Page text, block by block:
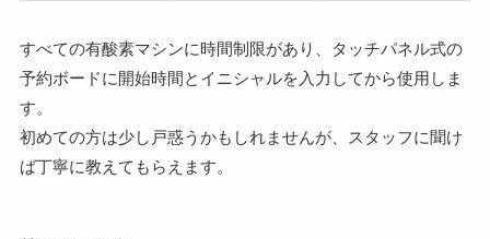
すべての有酸素マシンに時間制限があり、タッチパネル式の
予約ボードに開始時間とイニシャルを入力してから使用しま
す。
初めての方は少し戸惑うかもしれませんが、スタッフに聞け
ば丁寧に教えてもらえます。